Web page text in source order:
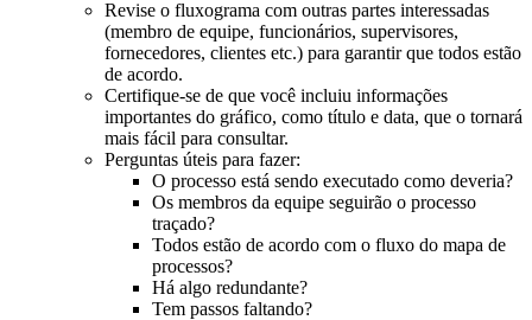
Revise o fluxograma com outras partes interessadas
(membro de equipe, funcionários, supervisores,
fornecedores, clientes etc.) para garantir que todos estão
de acordo.
Certifique-se de que você incluiu informações
importantes do gráfico, como título e data, que o tornará
mais fácil para consultar.
Perguntas úteis para fazer:
O processo está sendo executado como deveria?
Os membros da equipe seguirão o processo
traçado?
Todos estão de acordo com o fluxo do mapa de
processos?
Há algo redundante?
Tem passos faltando?